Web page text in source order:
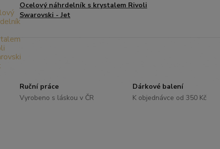
Ocelový náhrdelník s krystalem Rivoli
Swarovski - Jet
Ruční práce
Vyrobeno s láskou v ČR
Dárkové balení
K objednávce od 350 Kč